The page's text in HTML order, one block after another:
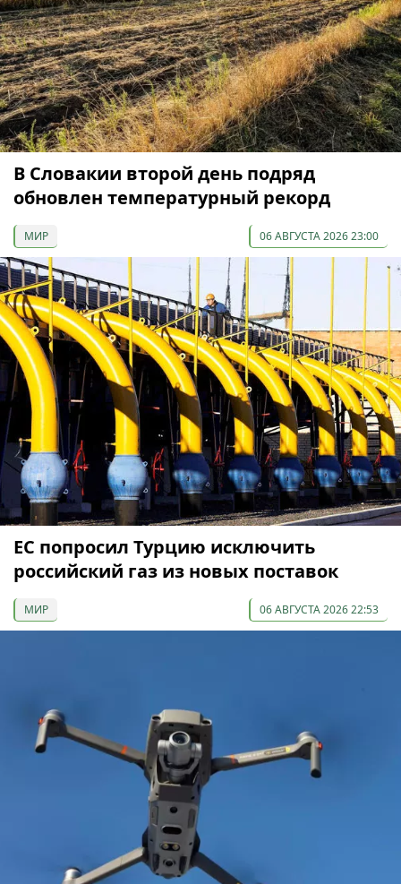
В Словакии второй день подряд
обновлен температурный рекорд
МИР 06 АВГУСТА 2026 23:00
ЕС попросил Турцию исключить
российский газ из новых поставок
МИР 06 АВГУСТА 2026 22:53